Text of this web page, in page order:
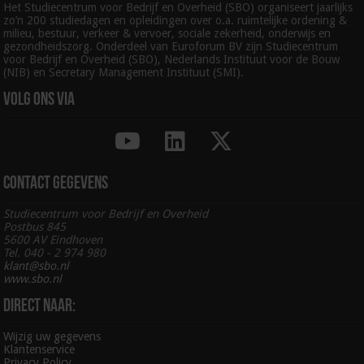
Het Studiecentrum voor Bedrijf en Overheid (SBO) organiseert jaarlijks
zo’n 200 studiedagen en opleidingen over o.a. ruimtelijke ordening &
milieu, bestuur, verkeer & vervoer, sociale zekerheid, onderwijs en
gezondheidszorg. Onderdeel van Euroforum BV zijn Studiecentrum
voor Bedrijf en Overheid (SBO), Nederlands Instituut voor de Bouw
(NIB) en Secretary Management Instituut (SMI).
Volg ons via
Contact gegevens
Studiecentrum voor Bedrijf en Overheid
Postbus 845
5600 AV Eindhoven
Tel. 040 - 2 974 980
klant@sbo.nl
www.sbo.nl
Direct naar:
Wijzig uw gegevens
Klantenservice